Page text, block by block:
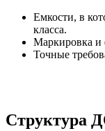
Емкости, в
класса.
Маркировка и
Точные
Структура